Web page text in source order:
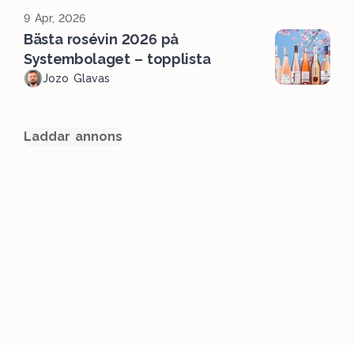
9 Apr, 2026
Bästa rosévin 2026 på
Systembolaget – topplista
Jozo Glavas
Laddar annons